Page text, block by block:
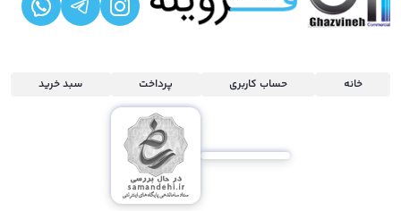
خانه حساب کاربری پرداخت سبد خرید